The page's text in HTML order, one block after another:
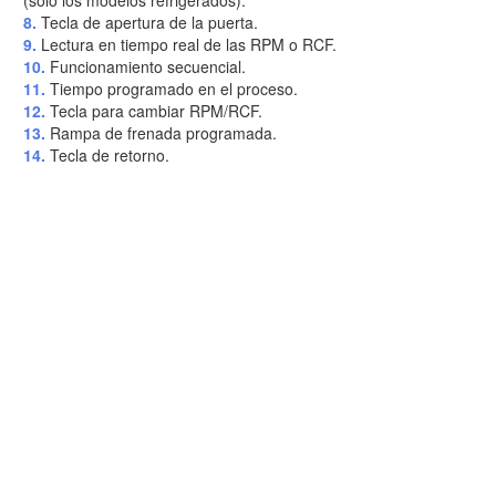
8. Tecla de apertura de la puerta.
9. Lectura en tiempo real de las RPM o RCF.
10. Funcionamiento secuencial.
11. Tiempo programado en el proceso.
12. Tecla para cambiar RPM/RCF.
13. Rampa de frenada programada.
14. Tecla de retorno.